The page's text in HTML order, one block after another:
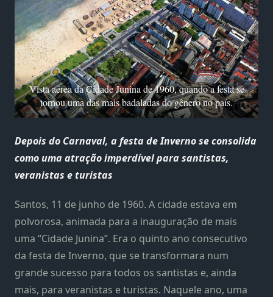
Vista aérea da Cidade Junina de 1960, quando a festa se
tornou uma das mais badaladas do gênero no país.
Depois do Carnaval, a festa de Inverno se consolida
como uma atração imperdível para santistas,
veranistas e turistas
Santos, 11 de junho de 1960. A cidade estava em
polvorosa, animada para a inauguração de mais
uma “Cidade Junina”. Era o quinto ano consecutivo
da festa de Inverno, que se transformara num
grande sucesso para todos os santistas e, ainda
mais, para veranistas e turistas. Naquele ano, uma